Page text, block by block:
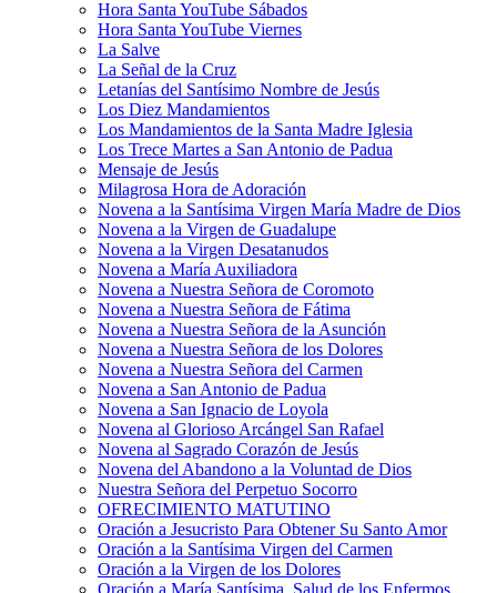
Hora Santa YouTube Sábados
Hora Santa YouTube Viernes
La Salve
La Señal de la Cruz
Letanías del Santísimo Nombre de Jesús
Los Diez Mandamientos
Los Mandamientos de la Santa Madre Iglesia
Los Trece Martes a San Antonio de Padua
Mensaje de Jesús
Milagrosa Hora de Adoración
Novena a la Santísima Virgen María Madre de Dios
Novena a la Virgen de Guadalupe
Novena a la Virgen Desatanudos
Novena a María Auxiliadora
Novena a Nuestra Señora de Coromoto
Novena a Nuestra Señora de Fátima
Novena a Nuestra Señora de la Asunción
Novena a Nuestra Señora de los Dolores
Novena a Nuestra Señora del Carmen
Novena a San Antonio de Padua
Novena a San Ignacio de Loyola
Novena al Glorioso Arcángel San Rafael
Novena al Sagrado Corazón de Jesús
Novena del Abandono a la Voluntad de Dios
Nuestra Señora del Perpetuo Socorro
OFRECIMIENTO MATUTINO
Oración a Jesucristo Para Obtener Su Santo Amor
Oración a la Santísima Virgen del Carmen
Oración a la Virgen de los Dolores
Oración a María Santísima, Salud de los Enfermos